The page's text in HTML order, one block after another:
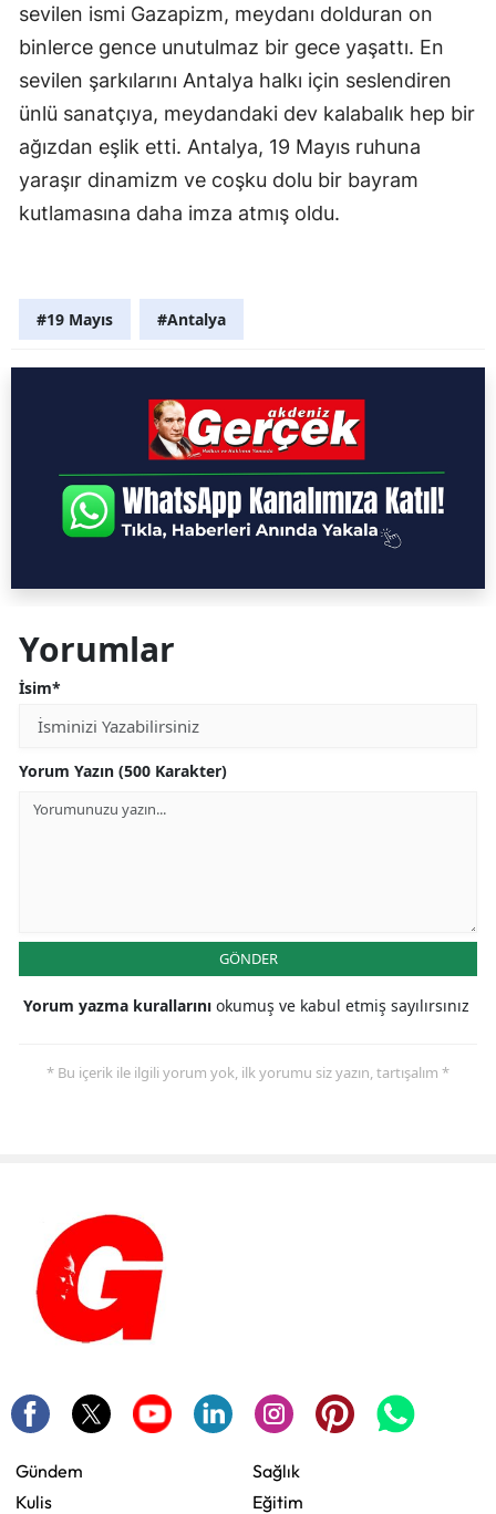
sevilen ismi Gazapizm, meydanı dolduran on
binlerce gence unutulmaz bir gece yaşattı. En
sevilen şarkılarını Antalya halkı için seslendiren
ünlü sanatçıya, meydandaki dev kalabalık hep bir
ağızdan eşlik etti. Antalya, 19 Mayıs ruhuna
yaraşır dinamizm ve coşku dolu bir bayram
kutlamasına daha imza atmış oldu.
#19 Mayıs #Antalya
Yorumlar
İsim*
Yorum Yazın (500 Karakter)
GÖNDER
Yorum yazma kurallarını okumuş ve kabul etmiş sayılırsınız
* Bu içerik ile ilgili yorum yok, ilk yorumu siz yazın, tartışalım *
Gündem
Kulis
Sağlık
Eğitim